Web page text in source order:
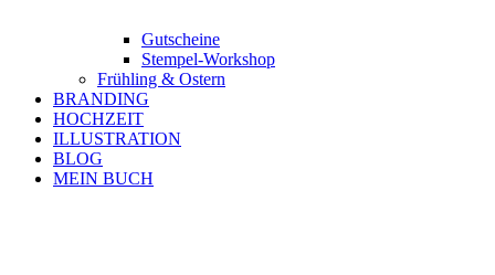
Gutscheine
Stempel-Workshop
Frühling & Ostern
BRANDING
HOCHZEIT
ILLUSTRATION
BLOG
MEIN BUCH